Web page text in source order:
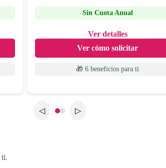
Sin Cuota Anual
Ver detalles
Ver cómo solicitar
🎁 6 beneficios para ti
◁ ▷
ti.